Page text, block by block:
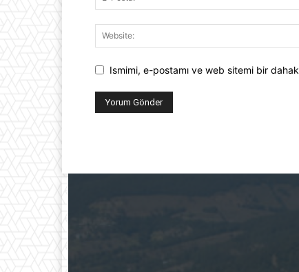
Ismimi, e-postamı ve web sitemi bir